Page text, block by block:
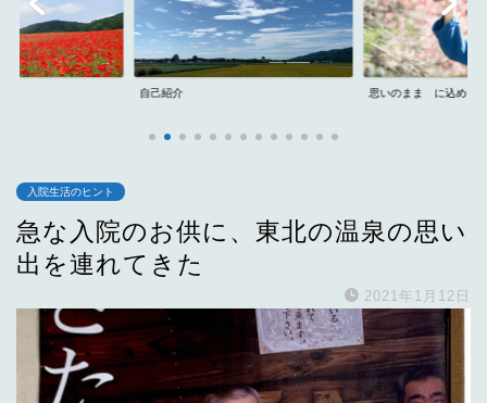
YouTube
入院生活のヒント
急な入院のお供に、東北の温泉の思い
出を連れてきた
2021年1月12日